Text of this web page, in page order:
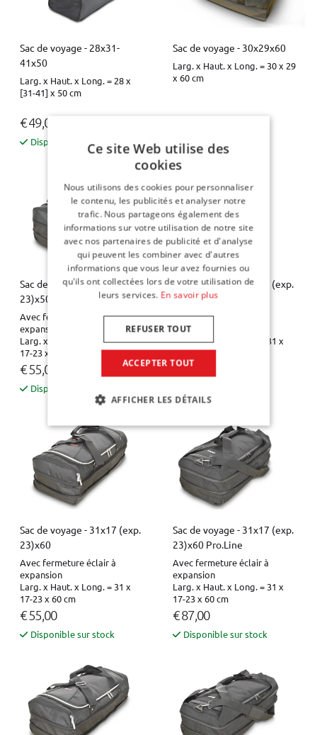
Sac de voyage - 28x31-
41x50
Larg. x Haut. x Long. = 28 x
[31-41] x 50 cm
€ 49,00
Disponible sur stock
Sac de voyage - 30x29x60
Larg. x Haut. x Long. = 30 x 29
x 60 cm
Disponible sur stock
Sac de voyage - 31x17 (exp.
23)x50
Avec fermeture éclair à
expansion
Larg. x Haut. x Long. = 31 x
17-23 x 50 cm
€ 55,00
Disponible sur stock
Sac de voyage - 31x17 (exp.
23)x50 Pro.Line
Avec fermeture éclair à
expansion
Larg. x Haut. x Long. = 31 x
17-23 x 50 cm
€ 87,00
Sac de voyage - 31x17 (exp.
23)x60
Avec fermeture éclair à
expansion
Larg. x Haut. x Long. = 31 x
17-23 x 60 cm
€ 55,00
Disponible sur stock
Sac de voyage - 31x17 (exp.
23)x60 Pro.Line
Avec fermeture éclair à
expansion
Larg. x Haut. x Long. = 31 x
17-23 x 60 cm
€ 87,00
Disponible sur stock
Ce site Web utilise des
cookies
Nous utilisons des cookies pour personnaliser
le contenu, les publicités et analyser notre
trafic. Nous partageons également des
informations sur votre utilisation de notre site
avec nos partenaires de publicité et d'analyse
qui peuvent les combiner avec d'autres
informations que vous leur avez fournies ou
qu'ils ont collectées lors de votre utilisation de
leurs services. En savoir plus
ACCEPTER TOUT
REFUSER TOUT
AFFICHER LES DÉTAILS